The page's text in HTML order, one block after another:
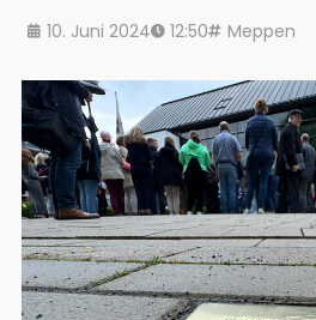
10. Juni 2024 12:50 Meppen